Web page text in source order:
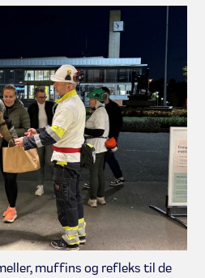
muffins og refleks til de